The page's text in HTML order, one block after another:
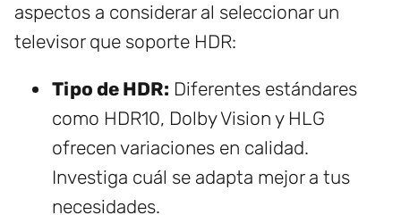
aspectos a considerar al seleccionar un
televisor que soporte HDR:
Tipo de HDR: Diferentes estándares
como HDR10, Dolby Vision y HLG
ofrecen variaciones en calidad.
Investiga cuál se adapta mejor a tus
necesidades.